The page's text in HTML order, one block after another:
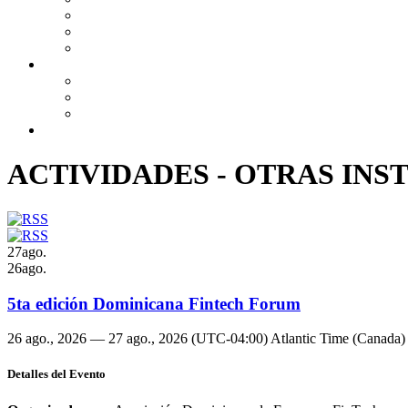
ACTIVIDADES - OTRAS
27ago.
26ago.
5ta edición Dominicana Fintech Forum
26 ago., 2026 — 27 ago., 2026 (UTC-04:00) Atlantic Time (Canada)
Detalles del Evento